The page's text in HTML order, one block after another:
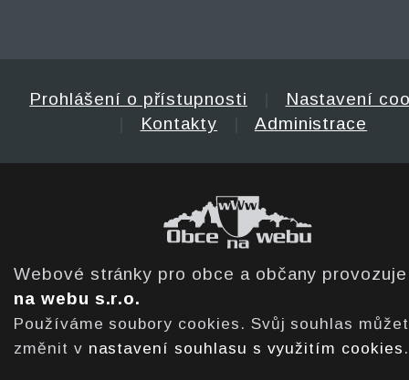
Prohlášení o přístupnosti
Nastavení
Kontakty Administrace
Webové stránky pro obce a občany
na webu s.r.o.
Používáme soubory cookies. Svůj souhlas
změnit v nastavení souhlasu s využitím cookies .